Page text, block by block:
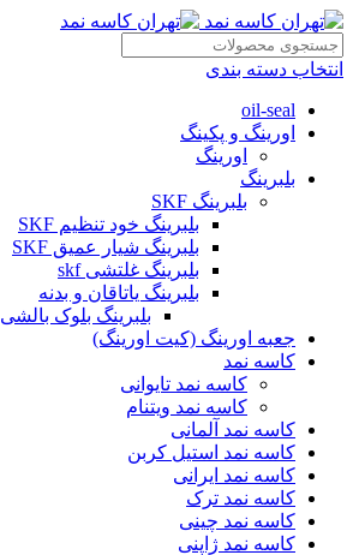
انتخاب دسته بندی
oil-seal
اورینگ و پکینگ
اورینگ
بلبرینگ
بلبرینگ SKF
بلبرینگ خود تنظیم SKF
بلبرینگ شیار عمیق SKF
بلبرینگ غلتشی skf
بلبرینگ یاتاقان و بدنه
بلبرینگ بلوک بالشی
جعبه اورینگ (کیت اورینگ)
کاسه نمد
کاسه نمد تایوانی
کاسه نمد ویتنام
کاسه نمد آلمانی
کاسه نمد استیل کربن
کاسه نمد ایرانی
کاسه نمد ترک
کاسه نمد چینی
کاسه نمد ژاپنی